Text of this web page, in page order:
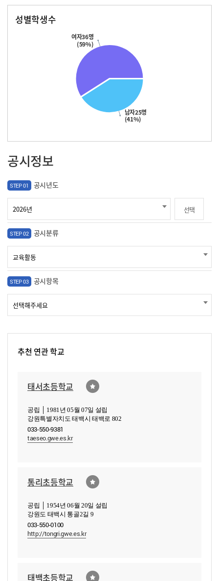
성별학생수
남자25명
(41%)
여자36명
(59%)
공시정보
STEP 01 공시년도
선택
STEP 02 공시분류
STEP 03 공시항목
추천 연관 학교
태서초등학교
공립 │ 1981년 05월 07일 설립
강원특별자치도 태백시 태백로 802
033-550-9381
taeseo.gwe.es.kr
통리초등학교
공립 │ 1954년 06월 20일 설립
강원도 태백시 통골2길 9
033-550-0100
http://tongri.gwe.es.kr
태백초등학교